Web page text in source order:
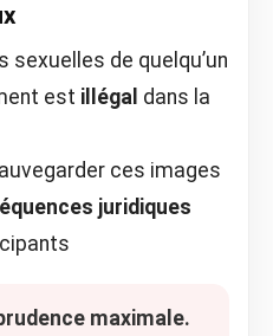
sexuelles de quelqu’un
est illégal dans la
ces images
juridiques
maximale.